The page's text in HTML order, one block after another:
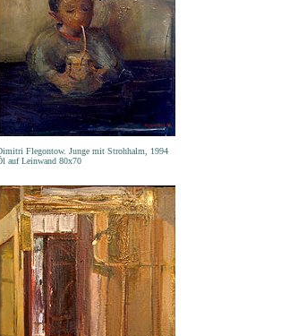
Flegontow. Junge mit Strohhalm, 1994
auf Leinwand 80x70